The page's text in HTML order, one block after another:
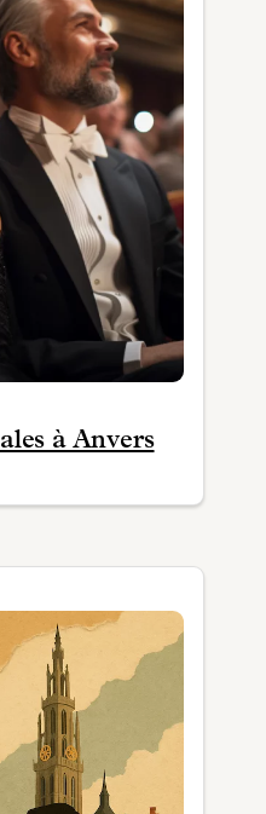
à Anvers